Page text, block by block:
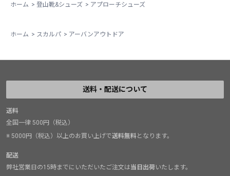
ホーム > 登山靴&シューズ > アプローチシューズ
ホーム > スカルパ > アーバンアウトドア
送料・配送について
送料
全国一律 500円（税込）
※ 5000円（税込）以上のお買い上げで送料無料となります。
配送
弊社営業日の15時までにいただいたご注文は当日出荷いたします。